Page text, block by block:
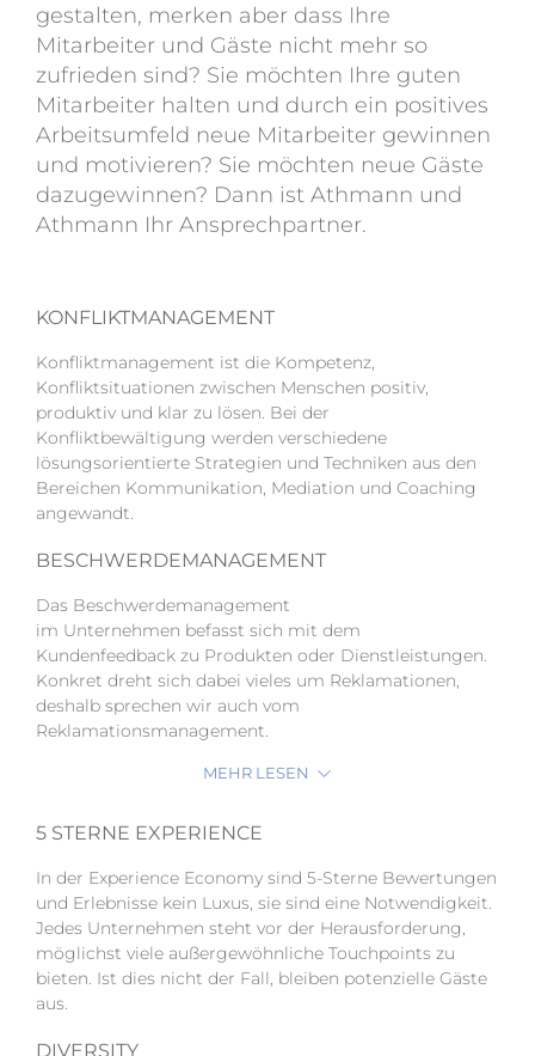
gestalten, merken aber dass Ihre
Mitarbeiter und Gäste nicht mehr so
zufrieden sind? Sie möchten Ihre guten
Mitarbeiter halten und durch ein positives
Arbeitsumfeld neue Mitarbeiter gewinnen
und motivieren? Sie möchten neue Gäste
dazugewinnen? Dann ist Athmann und
Athmann Ihr Ansprechpartner.
KONFLIKTMANAGEMENT
Konfliktmanagement ist die Kompetenz,
Konfliktsituationen zwischen Menschen positiv,
produktiv und klar zu lösen. Bei der
Konfliktbewältigung werden verschiedene
lösungsorientierte Strategien und Techniken aus den
Bereichen Kommunikation, Mediation und Coaching
angewandt.
BESCHWERDEMANAGEMENT
Das Beschwerdemanagement
im Unternehmen befasst sich mit dem
Kundenfeedback zu Produkten oder Dienstleistungen.
Konkret dreht sich dabei vieles um Reklamationen,
deshalb sprechen wir auch vom
Reklamationsmanagement.
MEHR LESEN
5 STERNE EXPERIENCE
In der Experience Economy sind 5-Sterne Bewertungen
und Erlebnisse kein Luxus, sie sind eine Notwendigkeit.
Jedes Unternehmen steht vor der Herausforderung,
möglichst viele außergewöhnliche Touchpoints zu
bieten. Ist dies nicht der Fall, bleiben potenzielle Gäste
aus.
DIVERSITY